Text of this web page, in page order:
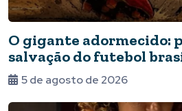
O gigante adormecido:
salvação do futebol
do Estado e da periferia
5 de agosto de 2026